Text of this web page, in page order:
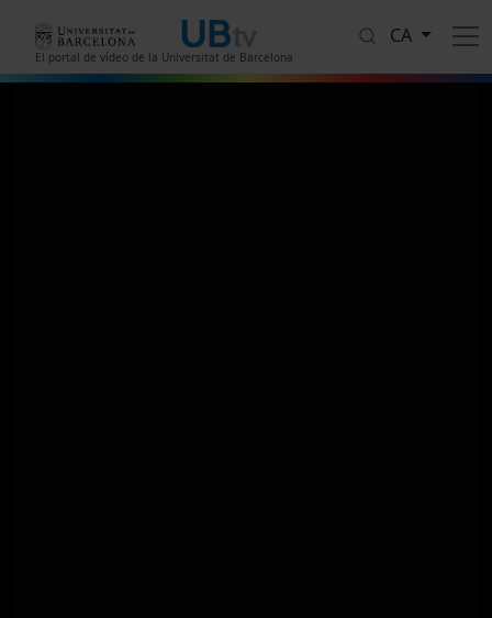
El portal de vídeo de la Universitat de Barcelona
CA